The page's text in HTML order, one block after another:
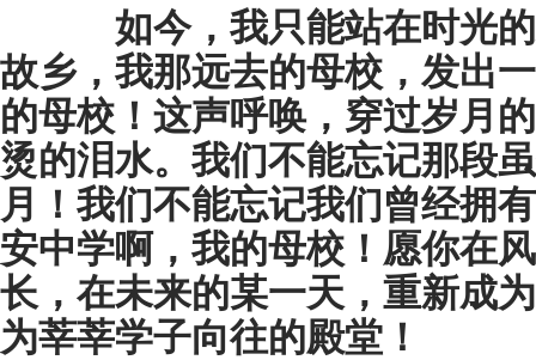
如今，我只能站在时光的
故乡，我那远去的母校，发出
的母校！这声呼唤，穿过岁月
烫的泪水。我们不能忘记那段
月！我们不能忘记我们曾经拥
安中学啊，我的母校！愿你在
长，在未来的某一天，重新成
为莘莘学子向往的殿堂！